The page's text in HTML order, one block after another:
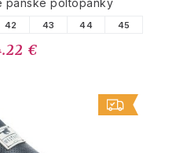
pánske poltopánky
42 43 44 45
€